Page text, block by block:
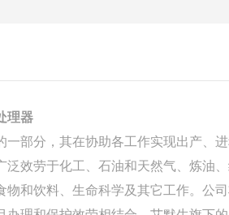
理器
一部分，其在协助各工作实现出产、
效劳于化工、石油和天然气、炼油、
物和饮料、生命科学及其它工作。公